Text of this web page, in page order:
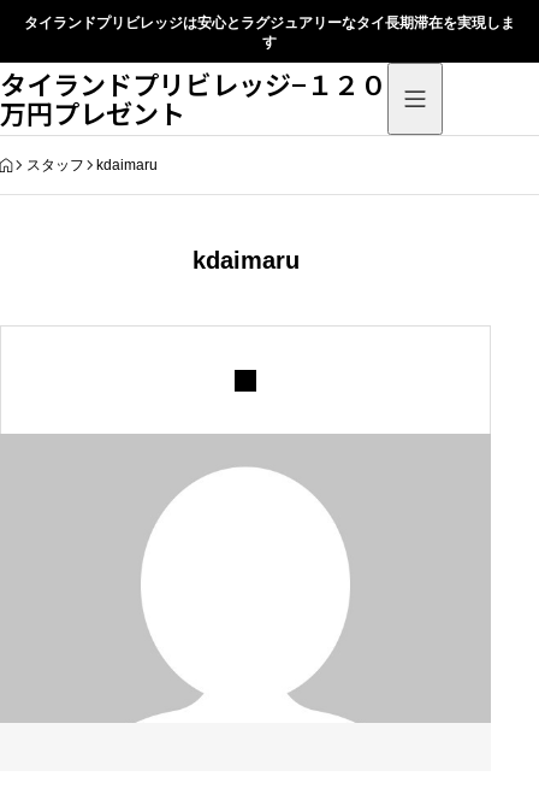
タイランドプリビレッジは安心とラグジュアリーなタイ長期滞在を実現しま
す
タイランドプリビレッジ−１２０
万円プレゼント
HOME
スタッフ kdaimaru
kdaimaru